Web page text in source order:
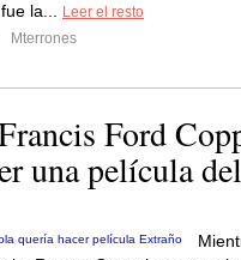
la...
Leer el resto
Mterrones
Ford
una película